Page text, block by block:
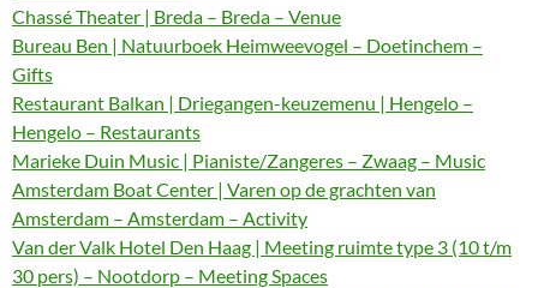
Chassé Theater | Breda – Breda – Venue
Bureau Ben | Natuurboek Heimweevogel – Doetinchem –
Gifts
Restaurant Balkan | Driegangen-keuzemenu | Hengelo –
Hengelo – Restaurants
Marieke Duin Music | Pianiste/Zangeres – Zwaag – Music
Amsterdam Boat Center | Varen op de grachten van
Amsterdam – Amsterdam – Activity
Van der Valk Hotel Den Haag | Meeting ruimte type 3 (10 t/m
30 pers) – Nootdorp – Meeting Spaces